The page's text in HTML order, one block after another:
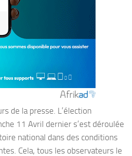
de la presse. L’élection
11 Avril dernier s’est déroulée
national dans des conditions
Cela, tous les observateurs le